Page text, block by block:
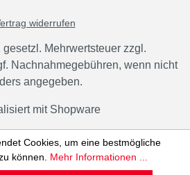
widerrufen
Mehrwertsteuer zzgl.
Nachnahmegebühren, wenn nicht
angegeben.
mit Shopware
Cookies, um eine bestmögliche
können. Mehr Informationen ...